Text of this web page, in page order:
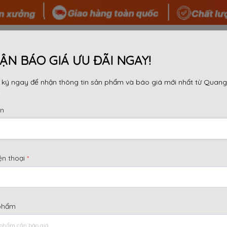
TÔI
KHÁC NHAU GÌ?
mọi công trường. Tuy nhiên, sự khác biệt giữa các
đúc, inox) thường khiến người mua bối rối. Tại
thực tế nhất giữacác loại máy trộn bê tôngđể bạn
BÁO GIÁ ƯU ĐÃI NGAY!
ngay để nhận thông tin sản phẩm và báo giá mới nhất từ
thoại *